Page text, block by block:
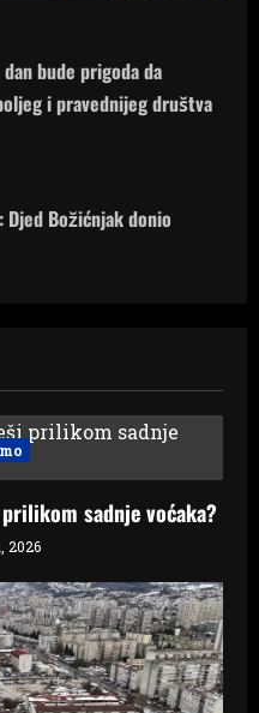
bude prigoda da
i pravednijeg društva
Djed Božićnjak donio
sadnje voćaka?
2026